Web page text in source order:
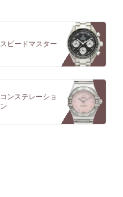
スピードマスター
コンステレーショ
ン